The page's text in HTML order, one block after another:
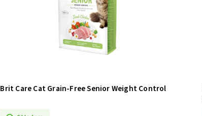
Brit Care Cat Grain-Free Senior Weight Control